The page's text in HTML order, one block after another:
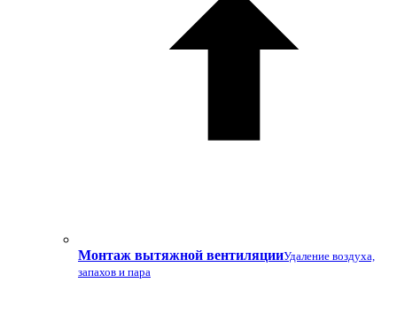
Монтаж вытяжной вентиляцииУдаление воздуха,
запахов и пара